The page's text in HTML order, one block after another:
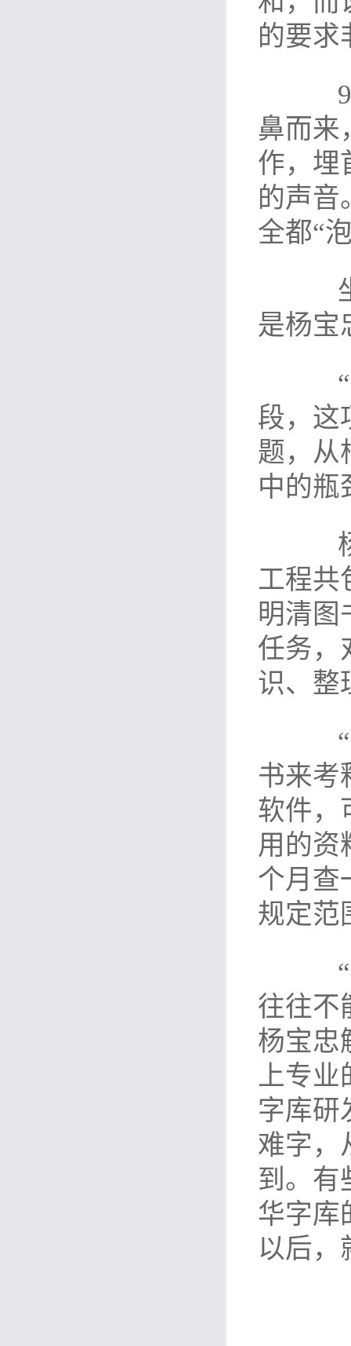
的要求
9月
鼻而来
作，埋
的声音
全都“
坐
是杨宝
“我
段，这
题，从
中的瓶
杨
工程共
明清图
任务，
识、整
“以
书来考
软件，
用的资
个月查
规定范
“电
往往不
杨宝忠
上专业
字库研
难字，
到。有
华字库
以后，